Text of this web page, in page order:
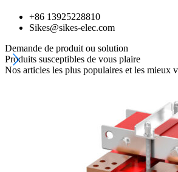
+86 13925228810
Sikes@sikes-elec.com
Demande de produit ou solution
Produits susceptibles de vous plaire
Nos articles les plus populaires et les mieux